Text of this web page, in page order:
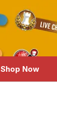
Shop Now